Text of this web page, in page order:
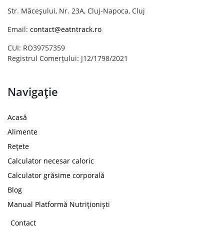
Str. Măceșului, Nr. 23A, Cluj-Napoca, Cluj
Email: contact@eatntrack.ro
CUI: RO39757359
Registrul Comerțului: J12/1798/2021
Navigație
Acasă
Alimente
Rețete
Calculator necesar caloric
Calculator grăsime corporală
Blog
Manual Platformă Nutriționiști
Contact